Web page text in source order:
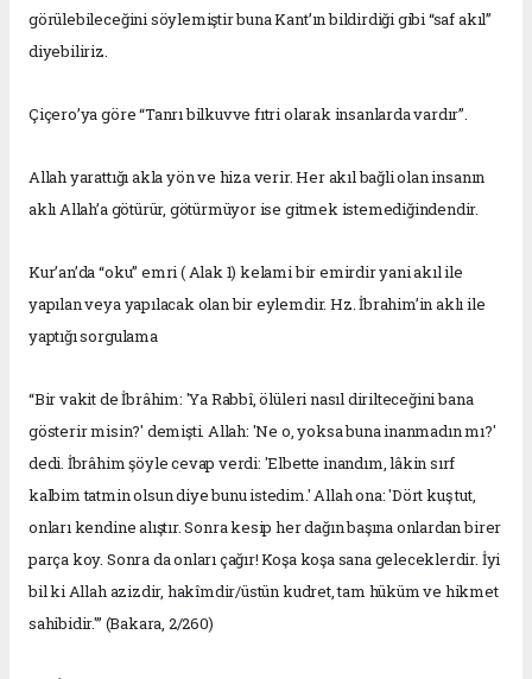
görülebileceğini söylemiştir buna Kant’ın bildirdiği gibi “saf akıl”
diyebiliriz.
Çiçero’ya göre “Tanrı bilkuvve fıtri olarak insanlarda vardır”.
Allah yarattığı akla yön ve hiza verir. Her akıl bağli olan insanın
aklı Allah’a götürür, götürmüyor ise gitmek istemediğindendir.
Kur’an’da “oku” emri ( Alak 1) kelami bir emirdir yani akıl ile
yapılan veya yapılacak olan bir eylemdir. Hz. İbrahim’in aklı ile
yaptığı sorgulama
“Bir vakit de İbrâhim: 'Ya Rabbî, ölüleri nasıl dirilteceğini bana
gösterir misin?' demişti. Allah: 'Ne o, yoksa buna inanmadın mı?'
dedi. İbrâhim şöyle cevap verdi: 'Elbette inandım, lâkin sırf
kalbim tatmin olsun diye bunu istedim.' Allah ona: 'Dört kuş tut,
onları kendine alıştır. Sonra kesip her dağın başına onlardan birer
parça koy. Sonra da onları çağır! Koşa koşa sana geleceklerdir. İyi
bil ki Allah azizdir, hakîmdir/üstün kudret, tam hüküm ve hikmet
sahibidir.'” (Bakara, 2/260)